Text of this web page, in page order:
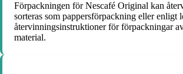
Förpackningen för Nescafé Original kan
sorteras som pappersförpackning eller enligt
återvinningsinstruktioner för förpackningar
material.